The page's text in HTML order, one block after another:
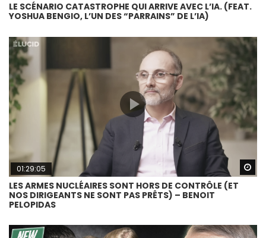
LE SCÉNARIO CATASTROPHE QUI ARRIVE AVEC L’IA. (FEAT.
YOSHUA BENGIO, L’UN DES “PARRAINS” DE L’IA)
01:29:05
LES ARMES NUCLÉAIRES SONT HORS DE CONTRÔLE (ET
NOS DIRIGEANTS NE SONT PAS PRÊTS) – BENOIT
PELOPIDAS